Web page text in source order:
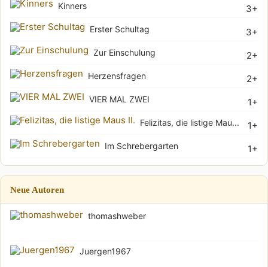
3+
Kinners
3+
Erster Schultag
2+
Zur Einschulung
2+
Herzensfragen
1+
VIER MAL ZWEI
1+
Felizitas, die listige Mau...
1+
Im Schrebergarten
Neue Autoren
thomashweber
Juergen1967